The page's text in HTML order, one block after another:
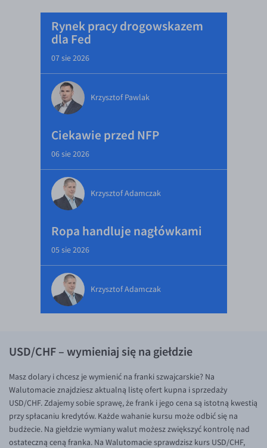
Rynek pracy drogowskazem
dla Fed
07 sie 2026
Krzysztof Pawlak
Ciekawie przed NFP
06 sie 2026
Krzysztof Adamczak
Ropa handluje nagłówkami
05 sie 2026
Krzysztof Adamczak
USD/CHF – wymieniaj się na giełdzie
Masz dolary i chcesz je wymienić na franki szwajcarskie? Na
Walutomacie znajdziesz aktualną listę ofert kupna i sprzedaży
USD/CHF. Zdajemy sobie sprawę, że frank i jego cena są istotną kwestią
przy spłacaniu kredytów. Każde wahanie kursu może odbić się na
budżecie. Na giełdzie wymiany walut możesz zwiększyć kontrolę nad
ostateczną ceną franka. Na Walutomacie sprawdzisz kurs USD/CHF,